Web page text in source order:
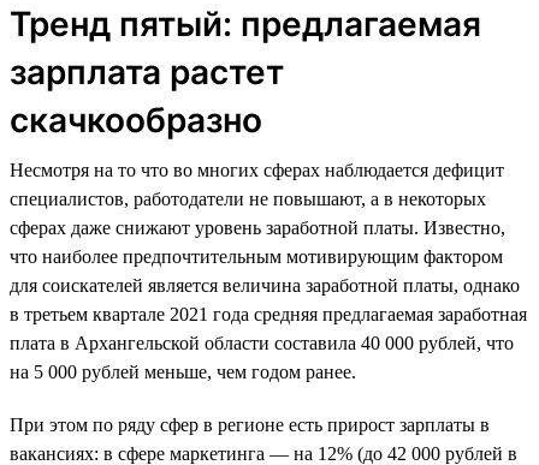
Тренд пятый: предлагаемая
зарплата растет
скачкообразно
Несмотря на то что во многих сферах наблюдается дефицит
специалистов, работодатели не повышают, а в некоторых
сферах даже снижают уровень заработной платы. Известно,
что наиболее предпочтительным мотивирующим фактором
для соискателей является величина заработной платы, однако
в третьем квартале 2021 года средняя предлагаемая заработная
плата в Архангельской области составила 40 000 рублей, что
на 5 000 рублей меньше, чем годом ранее.
При этом по ряду сфер в регионе есть прирост зарплаты в
вакансиях: в сфере маркетинга — на 12% (до 42 000 рублей в